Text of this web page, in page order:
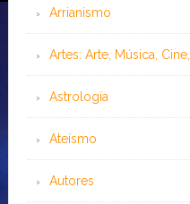
Arrianismo
Artes: Arte, Música,
Astrología
Ateísmo
Autores